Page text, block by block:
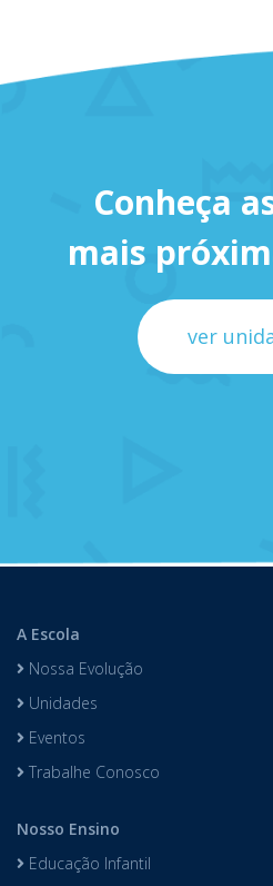
Conheça
mais
ver
A Escola
Nossa Evolução
Unidades
Eventos
Trabalhe Conosco
Nosso Ensino
Educação Infantil